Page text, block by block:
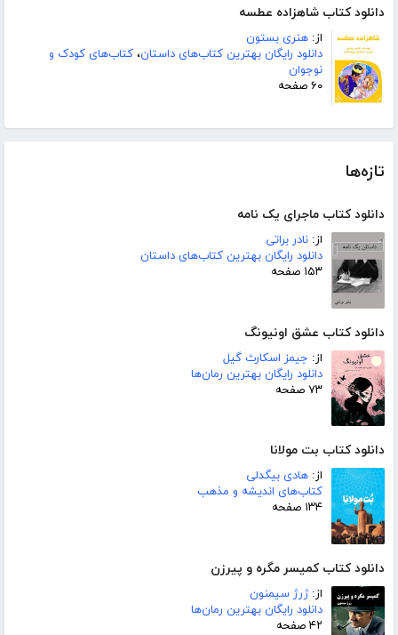
دانلود کتاب شاهزاده عطسه
از: هنری بستون
دانلود رایگان بهترین کتاب‌های داستان، کتاب‌های کودک و
نوجوان
۶۰ صفحه
تازه‌ها
دانلود کتاب ماجرای یک نامه
از: نادر براتی
دانلود رایگان بهترین کتاب‌های داستان
۱۵۳ صفحه
دانلود کتاب عشق اونیونگ
از: جیمز اسکارث گیل
دانلود رایگان بهترین رمان‌ها
۷۳ صفحه
دانلود کتاب بت مولانا
از: هادی بیگدلی
کتاب‌های اندیشه و مذهب
۱۳۴ صفحه
دانلود کتاب کمیسر مگره و پیرزن
از:ژرژ سیمنون
دانلود رایگان بهترین رمان‌ها
۴۲ صفحه